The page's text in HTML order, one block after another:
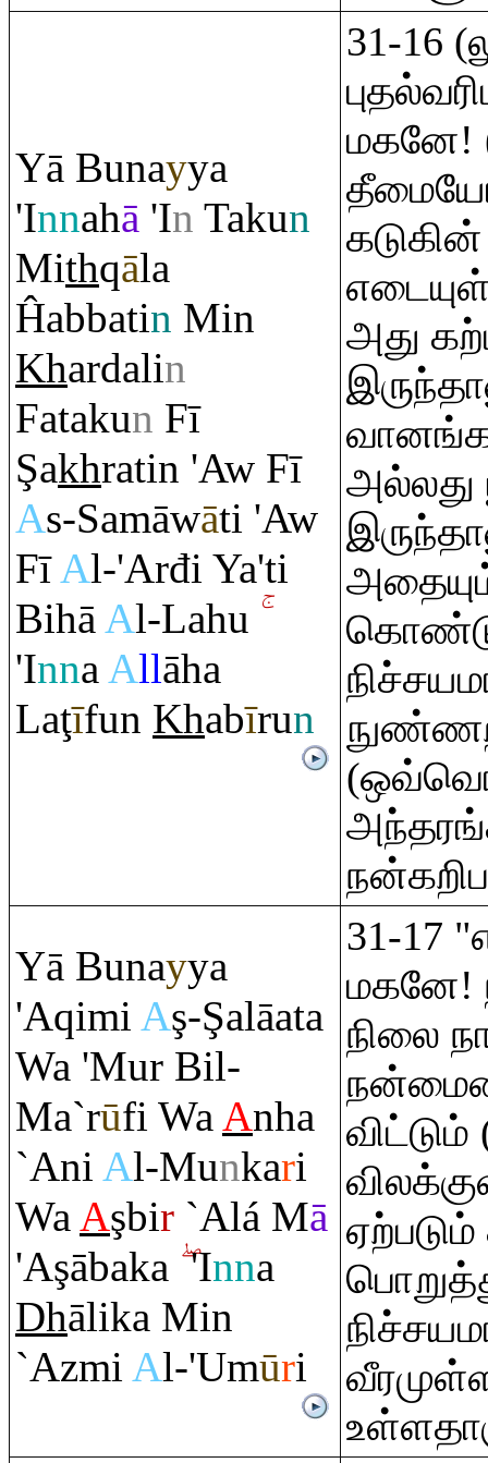
Yā Bunayya
'Innahā 'In Takun
Mithqāla
Ĥabbatin Min
Khardalin
Fatakun Fī
Şakhratin 'Aw Fī
As-Samāwāti 'Aw
FīAl-'Arđi Ya'ti
BihāAl-Lahu
'InnaAllāha
Laţīfun Khabīrun
31-16
அது
அல்லது
Yā Bunayya
'Aqimi Aş-Şalāata
Wa 'Mur Bil-
Ma`rūfi WaAnha
`Ani Al-Munkari
WaAşbir `Alá Mā
'Aşābaka 'Inna
Dhālika Min
`Azmi Al-'Umūri
31-17
மகனே!
நிலை